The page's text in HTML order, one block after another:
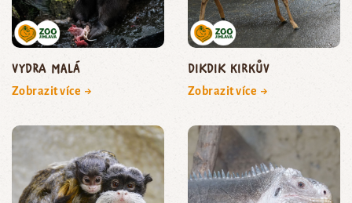
vydra malá
Zobrazit více →
dikdik Kirkův
Zobrazit více →